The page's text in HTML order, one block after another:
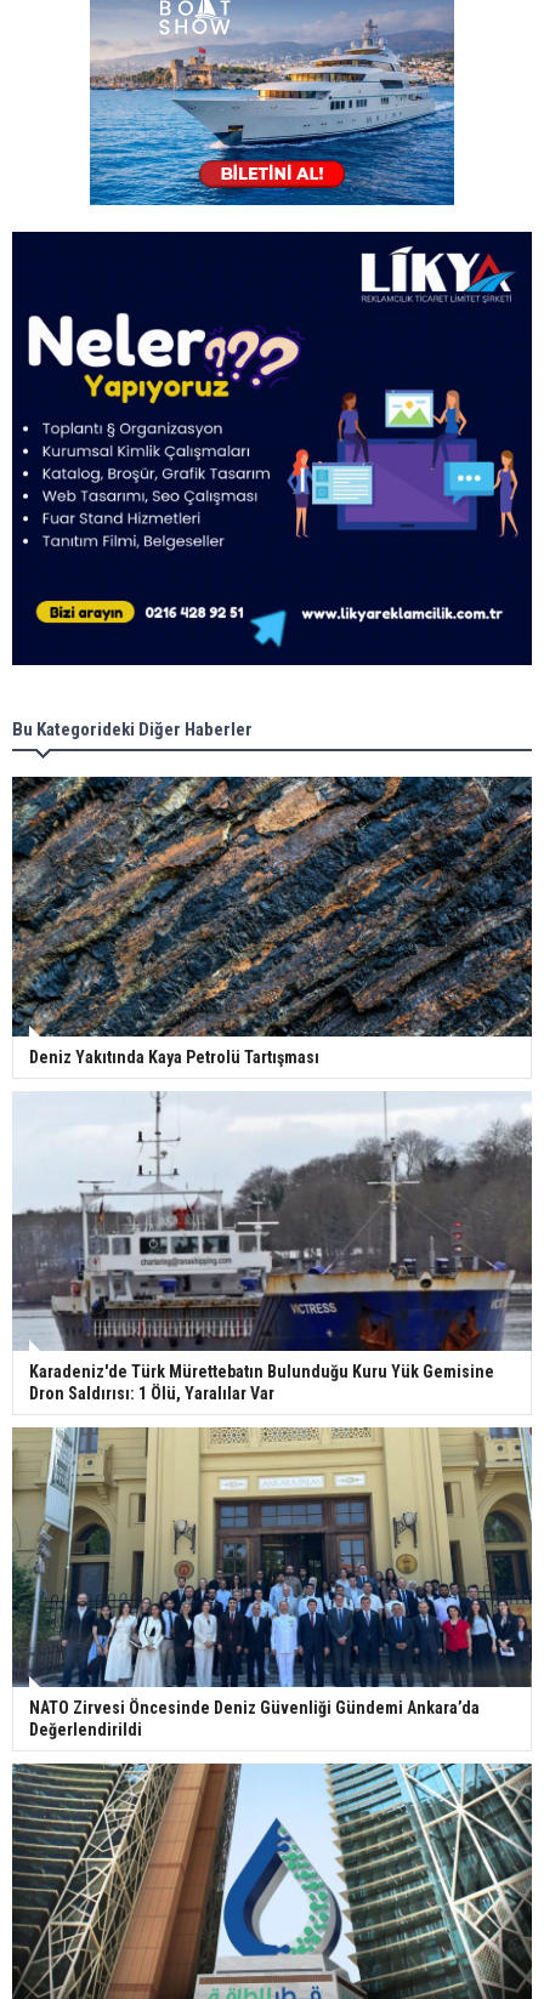
Bu Kategorideki Diğer Haberler
Deniz Yakıtında Kaya Petrolü Tartışması
Karadeniz'de Türk Mürettebatın Bulunduğu Kuru Yük Gemisine
Dron Saldırısı: 1 Ölü, Yaralılar Var
NATO Zirvesi Öncesinde Deniz Güvenliği Gündemi Ankara’da
Değerlendirildi